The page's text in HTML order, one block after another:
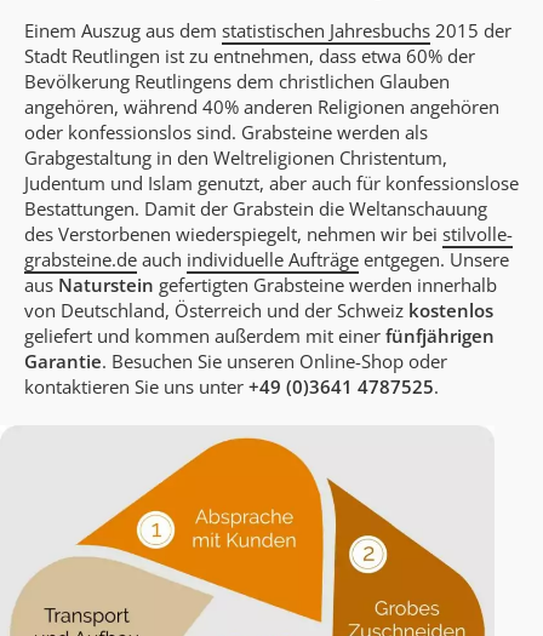
Einem Auszug aus dem statistischen Jahresbuchs 2015 der
Stadt Reutlingen ist zu entnehmen, dass etwa 60% der
Bevölkerung Reutlingens dem christlichen Glauben
angehören, während 40% anderen Religionen angehören
oder konfessionslos sind. Grabsteine werden als
Grabgestaltung in den Weltreligionen Christentum,
Judentum und Islam genutzt, aber auch für konfessionslose
Bestattungen. Damit der Grabstein die Weltanschauung
des Verstorbenen wiederspiegelt, nehmen wir bei stilvolle-
grabsteine.de auch individuelle Aufträge entgegen. Unsere
aus Naturstein gefertigten Grabsteine werden innerhalb
von Deutschland, Österreich und der Schweiz kostenlos
geliefert und kommen außerdem mit einer fünfjährigen
Garantie. Besuchen Sie unseren Online-Shop oder
kontaktieren Sie uns unter +49 (0)3641 4787525.